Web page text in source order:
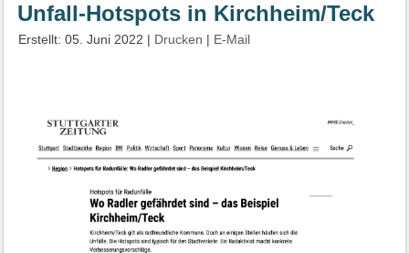
Unfall-Hotspots in Kirchheim/Teck
Erstellt: 05. Juni 2022 | Drucken | E-Mail